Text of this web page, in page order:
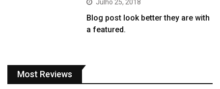
Julho 25, 2018
Blog post look better they are with
a featured.
Most Reviews